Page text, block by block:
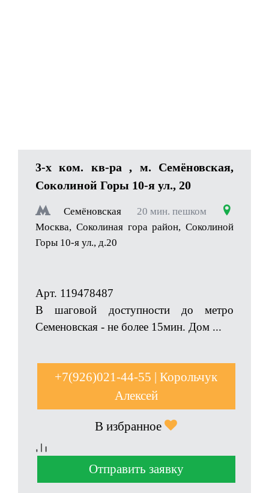
3-x ком. кв-ра , м. Семёновская,
Соколиной Горы 10-я ул., 20
Семёновская
20 мин. пешком
Москва, Соколиная гора район, Соколиной
Горы 10-я ул., д.20
Арт. 119478487
В шаговой доступности до метро
Семеновская - не более 15мин. Дом ...
+7(926)021-44-55 | Корольчук
Алексей
В избранное
Отправить заявку